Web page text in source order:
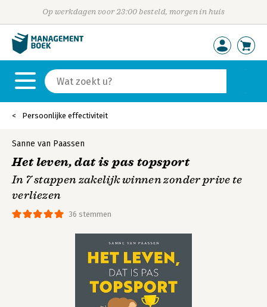
Op werkdagen voor 23:00 besteld, morgen in huis
Persoonlijke effectiviteit
36 stemmen
Sanne van Paassen
Het leven, dat is pas topsport
In 7 stappen zakelijk winnen zonder prive te
verliezen